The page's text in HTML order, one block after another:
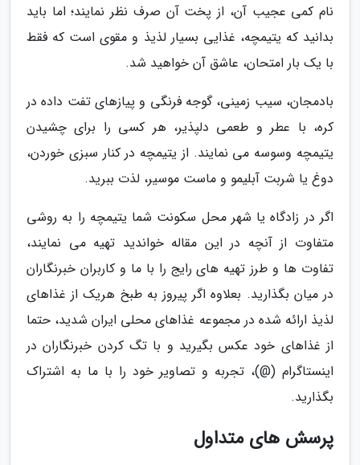
نام کمی عجیب آن، از پخت آن صرف نظر نمایند؛ اما باید
بدانید که یتیمچه، غذایی بسیار لذیذ و مقوی است که فقط
با یک بار امتحان، عاشق آن خواهید شد.
بادمجان، سیب زمینی، گوجه فرنگی و پیازهای تفت داده در
کره، با عطر و طعمی دلپذیر، هر کسی را برای چشیدن
یتیمچه وسوسه می نمایند. از یتیمچه در کنار سبزی خوردن،
دوغ یا شربت آبلیمو و ماست موسیر، لذت ببرید.
اگر در زادگاه یا شهر محل سکونت شما یتیمچه را به روشی
متفاوت از آنچه در این مقاله خواندید تهیه می نمایند،
تفاوت ها و طرز تهیه های رایج را با ما و کاربران خبرنگاران
در میان بگذارید. بعلاوه اگر پیروز به طبخ هریک از غذاهای
لذیذ ارائه شده در مجموعه غذاهای محلی ایران شدید، حتما
از غذاهای خود عکس بگیرید و با تگ کردن خبرنگاران در
اینستاگرام (@)، تجربه و تصاویر خود را با ما به اشتراک
بگذارید.
پرسش های متداول